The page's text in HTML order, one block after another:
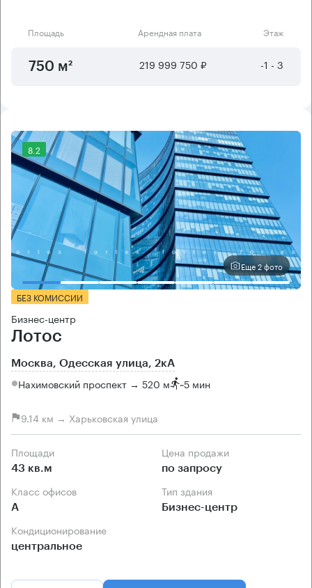
Площадь Арендная плата Этаж
750 м² 219 999 750 ₽ -1 - 3
8.2
Еще 2 фото
БЕЗ КОМИССИИ
Бизнес-центр
Лотос
Москва, Одесская улица, 2кА
Нахимовский проспект → 520 м ~5 мин
9.14 км → Харьковская улица
Площади
43 кв.м
Цена продажи
по запросу
Класс офисов
А
Тип здания
Бизнес-центр
Кондиционирование
центральное